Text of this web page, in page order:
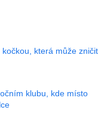
která může zničit
klubu, kde místo